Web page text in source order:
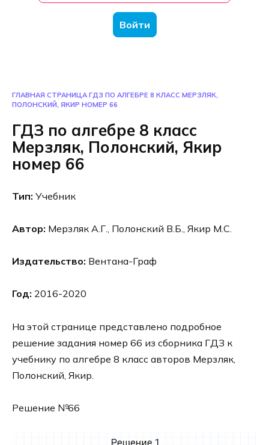
Войти
ГЛАВНАЯ СТРАНИЦА ГДЗ ПО АЛГЕБРЕ 8 КЛАСС МЕРЗЛЯК,
ПОЛОНСКИЙ, ЯКИР НОМЕР 66
ГДЗ по алгебре 8 класс
Мерзляк, Полонский, Якир
номер 66
Тип: Учебник
Автор: Мерзляк А.Г., Полонский В.Б., Якир М.С.
Издательство: Вентана-Граф
Год: 2016-2020
На этой странице представлено подробное
решение задания номер 66 из сборника ГДЗ к
учебнику по алгебре 8 класс авторов Мерзляк,
Полонский, Якир.
Решение №66